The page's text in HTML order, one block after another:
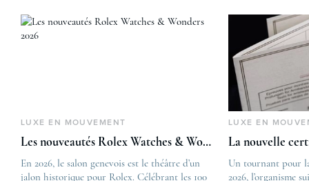
LUXE EN MOUVEMENT
Les nouveautés Rolex Watches & Wonders 2026
En 2026, le salon genevois est le théâtre d’un
jalon historique pour Rolex. Célébrant les 100
The post
Les nouveautés
LUXE EN
La nouvelle
Un tournant pour
2026, l’organisme